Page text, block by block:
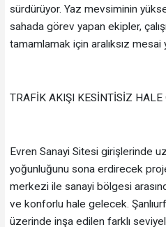
sürdürüyor. Yaz mevsiminin
sahada görev yapan ekipler,
tamamlamak için aralıksız mesai
TRAFİK AKIŞI KESİNTİSİZ HALE
Evren Sanayi Sitesi girişlerinde
yoğunluğunu sona erdirecek
merkezi ile sanayi bölgesi
ve konforlu hale gelecek.
üzerinde inşa edilen farklı